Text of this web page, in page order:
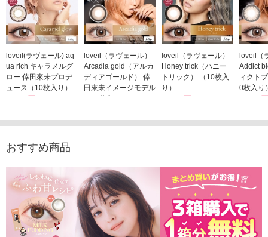
loveil(ラヴェール) aq
ua rich キャラメルグ
ロー 倖田來未プロデ
ュース（10枚入り）
1,760円
loveil（ラヴェール）
Arcadia gold（アルカ
ディアゴールド） 倖
田來未イメージモデル
（10枚入り）
loveil（ラヴェール）
Honey trick（ハニー
トリック） （10枚入
り）
1,760円
loveil（
Addict
ィクト
0枚入り
1,760
おすすめ商品